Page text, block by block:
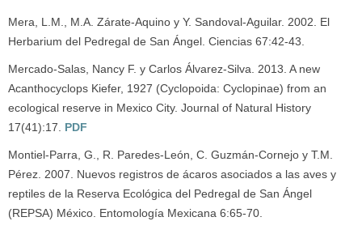
Mera, L.M., M.A. Zárate-Aquino y Y. Sandoval-Aguilar. 2002. El
Herbarium del Pedregal de San Ángel. Ciencias 67:42-43.
Mercado-Salas, Nancy F. y Carlos Álvarez-Silva. 2013. A new
Acanthocyclops Kiefer, 1927 (Cyclopoida: Cyclopinae) from an
ecological reserve in Mexico City. Journal of Natural History
17(41):17. PDF
Montiel-Parra, G., R. Paredes-León, C. Guzmán-Cornejo y T.M.
Pérez. 2007. Nuevos registros de ácaros asociados a las aves y
reptiles de la Reserva Ecológica del Pedregal de San Ángel
(REPSA) México. Entomología Mexicana 6:65-70.